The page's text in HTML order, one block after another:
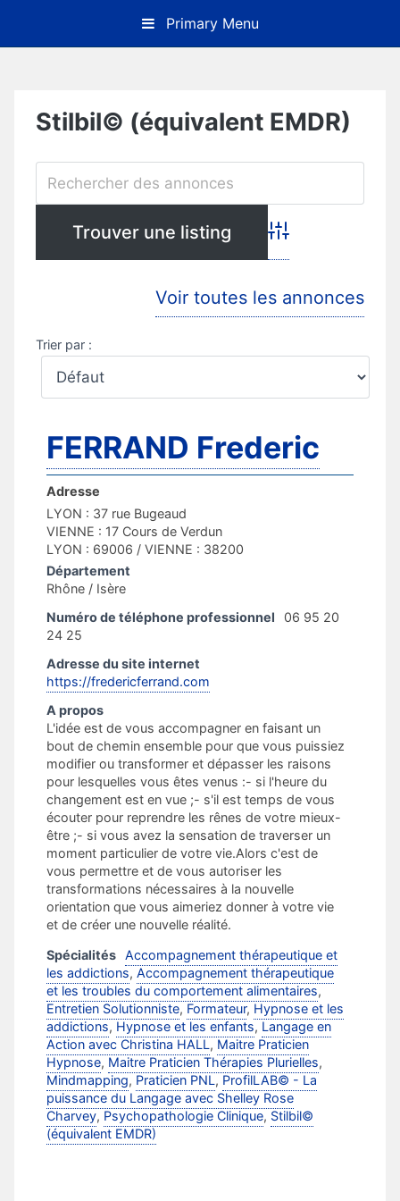
content
Primary Menu
Stilbil© (équivalent EMDR)
Advanced Search
Voir toutes les annonces
Trier par :
FERRAND Frederic
Adresse
LYON : 37 rue Bugeaud
VIENNE : 17 Cours de Verdun
LYON : 69006 / VIENNE : 38200
Département
Rhône / Isère
Numéro de téléphone professionnel
06 95 20
24 25
Adresse du site internet
https://fredericferrand.com
A propos
L'idée est de vous accompagner en faisant un
bout de chemin ensemble pour que vous puissiez
modifier ou transformer et dépasser les raisons
pour lesquelles vous êtes venus :​​- si l'heure du
changement est en vue ;- s'il est temps de vous
écouter pour reprendre les rênes de votre mieux-
être ;- si vous avez la sensation de traverser un
moment particulier de votre vie.​Alors c'est de
vous permettre et de vous autoriser les
transformations nécessaires à la nouvelle
orientation que vous aimeriez donner à votre vie
et de créer une nouvelle réalité.
Spécialités Accompagnement thérapeutique et
les addictions, Accompagnement thérapeutique
et les troubles du comportement alimentaires,
Entretien Solutionniste, Formateur, Hypnose et les
addictions, Hypnose et les enfants, Langage en
Action avec Christina HALL, Maitre Praticien
Hypnose, Maitre Praticien Thérapies Plurielles,
Mindmapping, Praticien PNL, ProfilLAB© - La
puissance du Langage avec Shelley Rose
Charvey, Psychopathologie Clinique, Stilbil©
(équivalent EMDR)